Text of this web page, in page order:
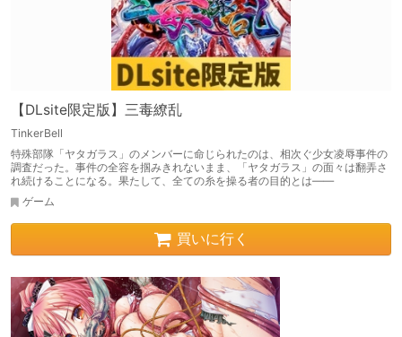
【DLsite限定版】三毒繚乱
TinkerBell
特殊部隊「ヤタガラス」のメンバーに命じられたのは、相次ぐ少女凌辱事件の
調査だった。事件の全容を掴みきれないまま、「ヤタガラス」の面々は翻弄さ
れ続けることになる。果たして、全ての糸を操る者の目的とは――
ゲーム
買いに行く